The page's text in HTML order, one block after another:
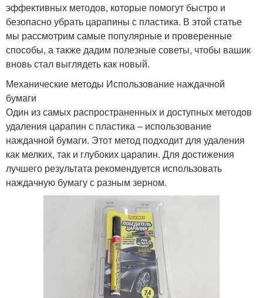
эффективных методов, которые помогут быстро и
безопасно убрать царапины с пластика. В этой статье
мы рассмотрим самые популярные и проверенные
способы, а также дадим полезные советы, чтобы вашик
вновь стал выглядеть как новый.
Механические методы Использование наждачной
бумаги
Один из самых распространенных и доступных методов
удаления царапин с пластика – использование
наждачной бумаги. Этот метод подходит для удаления
как мелких, так и глубоких царапин. Для достижения
лучшего результата рекомендуется использовать
наждачную бумагу с разным зерном.